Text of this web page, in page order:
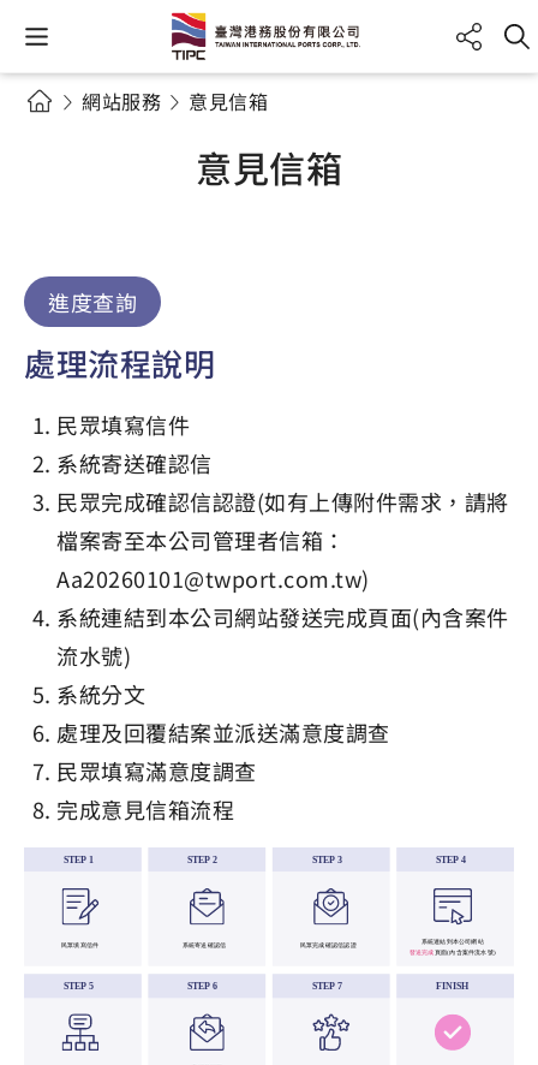
網站服務 意見信箱
意見信箱
進度查詢
處理流程說明
民眾填寫信件
系統寄送確認信
民眾完成確認信認證(如有上傳附件需求，請將
檔案寄至本公司管理者信箱：
Aa20260101@twport.com.tw)
系統連結到本公司網站發送完成頁面(內含案件
流水號)
系統分文
處理及回覆結案並派送滿意度調查
民眾填寫滿意度調查
完成意見信箱流程